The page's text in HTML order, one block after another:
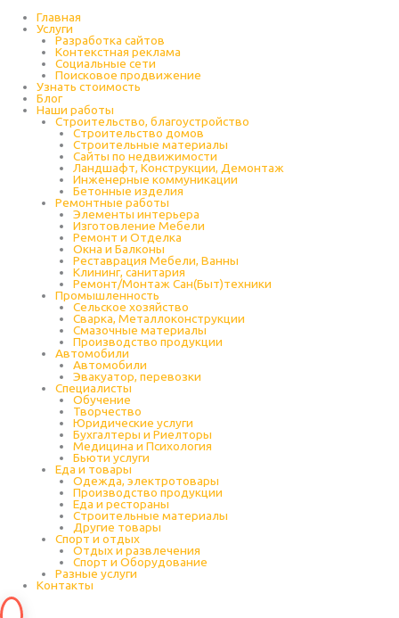
содержимому
Главная
Услуги
Разработка сайтов
Контекстная реклама
Социальные сети
Поисковое продвижение
Узнать стоимость
Блог
Наши работы
Строительство, благоустройство
Строительство домов
Строительные материалы
Сайты по недвижимости
Ландшафт, Конструкции, Демонтаж
Инженерные коммуникации
Бетонные изделия
Ремонтные работы
Элементы интерьера
Изготовление Мебели
Ремонт и Отделка
Окна и Балконы
Реставрация Мебели, Ванны
Клининг, санитария
Ремонт/Монтаж Сан(Быт)техники
Промышленность
Cельское хозяйство
Сварка, Металлоконструкции
Cмазочные материалы
Производство продукции
Автомобили
Автомобили
Эвакуатор, перевозки
Специалисты
Обучение
Творчество
Юридические услуги
Бухгалтеры и Риелторы
Медицина и Психология
Бьюти услуги
Еда и товары
Одежда, электротовары
Производство продукции
Еда и рестораны
Строительные материалы
Другие товары
Спорт и отдых
Отдых и развлечения
Спорт и Оборудование
Разные услуги
Контакты